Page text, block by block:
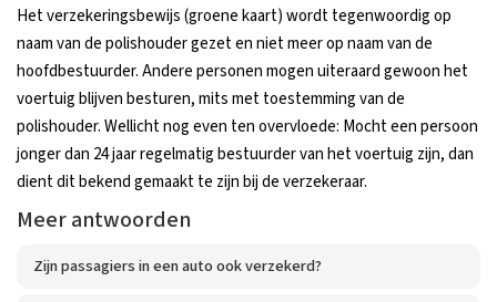
Het verzekeringsbewijs (groene kaart) wordt tegenwoordig op
naam van de polishouder gezet en niet meer op naam van de
hoofdbestuurder. Andere personen mogen uiteraard gewoon het
voertuig blijven besturen, mits met toestemming van de
polishouder. Wellicht nog even ten overvloede: Mocht een persoon
jonger dan 24 jaar regelmatig bestuurder van het voertuig zijn, dan
dient dit bekend gemaakt te zijn bij de verzekeraar.
Meer antwoorden
Zijn passagiers in een auto ook verzekerd?